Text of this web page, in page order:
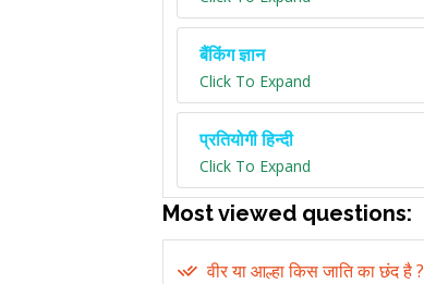
बैंकिंग ज्ञान
Click To Expand
प्रतियोगी हिन्दी
Click To Expand
Most viewed questions:
वीर या आल्हा किस जाति का छंद है ?